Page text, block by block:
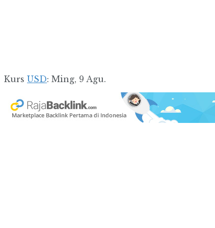
Kurs USD: Ming, 9 Agu.